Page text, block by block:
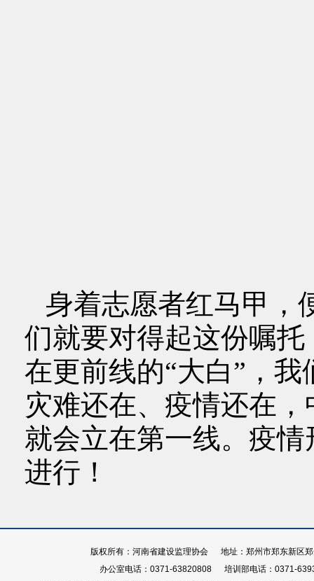
身着志愿者红马甲，
们就要对得起这份嘱
在更前线的“大白”，
灾难还在、疫情还在
就会立在第一线。疫
进行！
版权所有：河南省建设监理协会 地址：郑州市郑东新区
办公室电话：0371-63820808 培训部电话：0371-